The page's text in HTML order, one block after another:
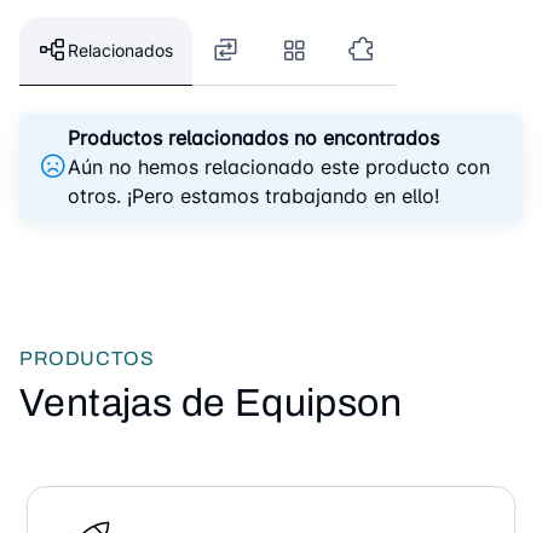
Relacionados
Productos relacionados no encontrados
Aún no hemos relacionado este producto con
otros. ¡Pero estamos trabajando en ello!
PRODUCTOS
Ventajas de Equipson